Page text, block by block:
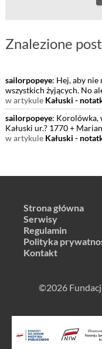
Znalezione
sailorpopeye: Hej, aby nie
wszystkich żyjących. No
śród żywych go nie
w artykule Kałuski -
sailorpopeye: Korolówka,
Kałuski ur.? 1770 +
1795 zm.
w artykule Kałuski -
Strona główna
Serwisy
Regulamin
Polityka
Kontakt
©2026